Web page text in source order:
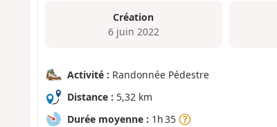
Création
6 juin 2022
Activité : Randonnée Pédestre
Distance : 5,32 km
Durée moyenne : 1h 35